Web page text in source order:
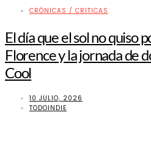
CRÓNICAS / CRITICAS
El día que el sol no quiso
Florence y la jornada de
Cool
10 JULIO, 2026
TODOINDIE